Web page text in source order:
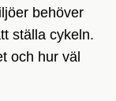
behöver
ställa cykeln.
och hur väl